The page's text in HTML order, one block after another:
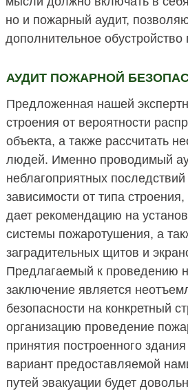
но и пожарный аудит,
дополнительное обустройство
АУДИТ ПОЖАРНОЙ
Предложенная нашей
строения от вероятности
объекта, а также рассчитать
людей. Именно проводимый
неблагоприятных
зависимости от типа
дает рекомендацию на
системы пожаротушения, а
заградительных щитов и
Предлагаемый к проведению
заключение является
безопасности на конкретный
организацию проведение
принятия построенного
вариант предоставляемой
путей эвакуации будет